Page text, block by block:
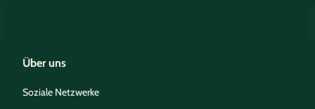
Über uns
Soziale Netzwerke